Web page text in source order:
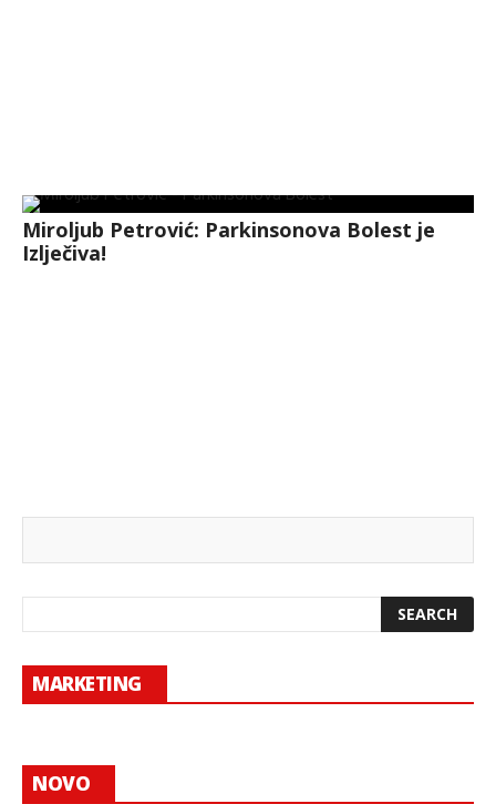
Miroljub Petrović: Parkinsonova Bolest je
Izlječiva!
MARKETING
NOVO